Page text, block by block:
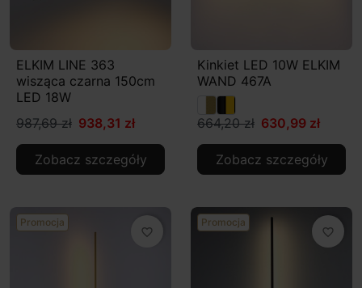
ELKIM LINE 363
wisząca czarna 150cm
LED 18W
987,69 zł 938,31 zł
Zobacz szczegóły
Kinkiet LED 10W ELKIM
WAND 467A
664,20 zł 630,99 zł
Zobacz szczegóły
Promocja
favorite_border
Promocja
favorite_border